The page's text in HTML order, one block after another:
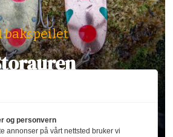
bakspeilet
og lokkende gange har
som jakter stor fisk.
og personvern
annonser på vårt nettsted bruker vi